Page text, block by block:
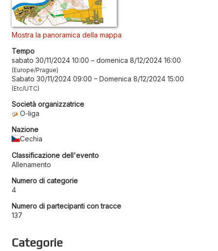
Mostra la panoramica della mappa
Tempo
sabato 30/11/2024 10:00 – domenica 8/12/2024 16:00
Europe/Prague
Sabato 30/11/2024 09:00 – Domenica 8/12/2024 15:00
Etc/UTC
Società organizzatrice
O-liga
Nazione
Cechia
Classificazione dell'evento
Allenamento
Numero di categorie
4
Numero di partecipanti con tracce
137
Categorie